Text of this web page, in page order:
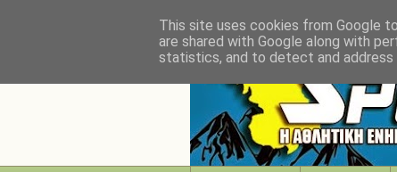
This site uses cookies from Google
are shared with Google along with
statistics, and to detect and address